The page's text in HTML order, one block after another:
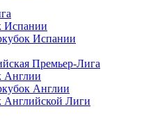
Испании
Испании
Премьер-Лига
Англии
Англии
Английской Лиги